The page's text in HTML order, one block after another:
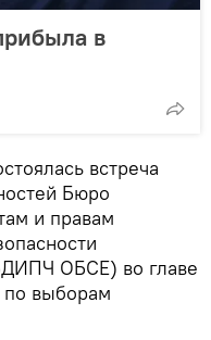
в
встреча
Бюро
и правам
ОБСЕ) во главе
по выборам